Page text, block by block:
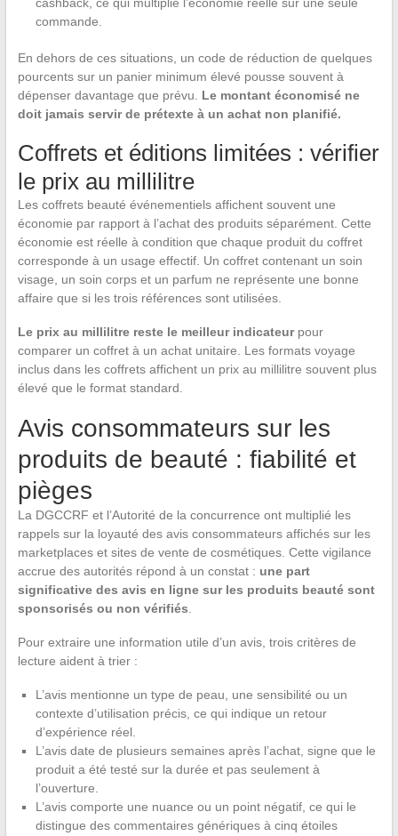
commande.
En dehors de ces situations, un code de réduction de quelques
pourcents sur un panier minimum élevé pousse souvent à
dépenser davantage que prévu. Le montant économisé ne
doit jamais servir de prétexte à un achat non planifié.
Coffrets et éditions limitées : vérifier
le prix au millilitre
Les coffrets beauté événementiels affichent souvent une
économie par rapport à l’achat des produits séparément. Cette
économie est réelle à condition que chaque produit du coffret
corresponde à un usage effectif. Un coffret contenant un soin
visage, un soin corps et un parfum ne représente une bonne
affaire que si les trois références sont utilisées.
Le prix au millilitre reste le meilleur indicateurpour
comparer un coffret à un achat unitaire. Les formats voyage
inclus dans les coffrets affichent un prix au millilitre souvent plus
élevé que le format standard.
Avis consommateurs sur les
produits de beauté : fiabilité et
pièges
La DGCCRF et l’Autorité de la concurrence ont multiplié les
rappels sur la loyauté des avis consommateurs affichés sur les
marketplaces et sites de vente de cosmétiques. Cette vigilance
accrue des autorités répond à un constat : une part
significative des avis en ligne sur les produits beauté sont
sponsorisés ou non vérifiés
Pour extraire une information utile d’un avis, trois critères de
lecture aident à trier :
L’avis mentionne un type de peau, une sensibilité ou un
contexte d’utilisation précis, ce qui indique un retour
d’expérience réel.
L’avis date de plusieurs semaines après l’achat, signe que le
produit a été testé sur la durée et pas seulement à
l’ouverture.
L’avis comporte une nuance ou un point négatif, ce qui le
distingue des commentaires génériques à cinq étoiles